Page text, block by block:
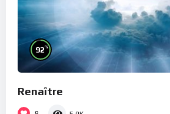
92%
Renaître